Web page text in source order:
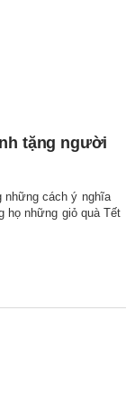
tặng người
những cách ý nghĩa
họ những giỏ quà Tết